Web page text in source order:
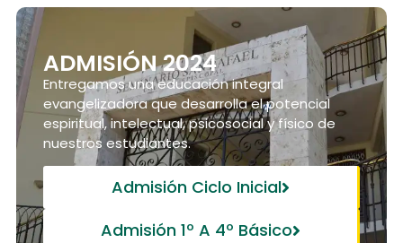
ADMISIÓN 2024
Entregamos una educación integral
evangelizadora que desarrolla el potencial
espiritual, intelectual, psicosocial y físico de
nuestros estudiantes.
Admisión Ciclo Inicial
Admisión 1º A 4º Básico